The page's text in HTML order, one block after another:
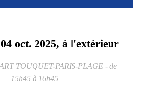
04 oct. 2025, à l'extérieur
TOUQUET-PARIS-PLAGE - de
15h45 à 16h45